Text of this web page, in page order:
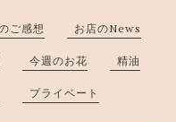
ご感想 お店のNews
今週のお花 精油
プライベート